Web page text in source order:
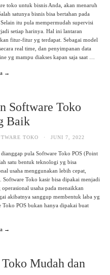
toko untuk bisnis Anda, akan menaruh
satunya bisnis bisa bertahan pada
itu pula mempermudah supervisi
setiap harinya. Hal ini lantaran
fitur-fitur yg terdapat. Sebagai model
real time, dan penyimpanan data
yg mampu diakses kapan saja saat …
→
Software Toko
Baik
TOKO · JUNI 7, 2022
pula Software Toko POS (Point
satu bentuk teknologi yg bisa
usaha menggunakan lebih cepat,
Software Toko kasir bisa dipakai menjadi
usaha pada menaikkan
akibatnya sanggup membentuk laba yg
Toko POS bukan hanya dipakai buat
→
Mudah dan